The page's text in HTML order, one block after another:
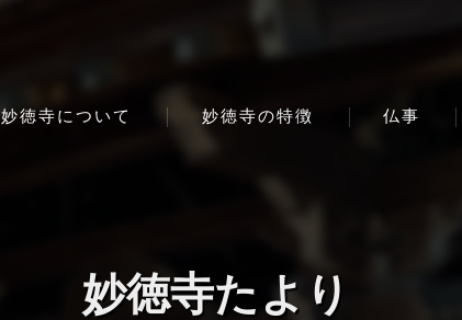
妙徳寺について 妙徳寺の特徴 仏事
妙徳寺たより